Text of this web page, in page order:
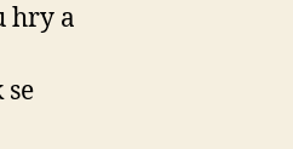
hry a